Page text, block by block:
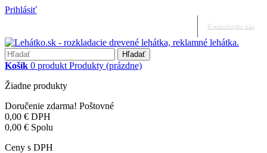
Prihlásiť
Kontaktujte nás
Hľadať
Košík 0 produkt Produkty (prázdne)
Žiadne produkty
Doručenie zdarma! Poštovné
0,00 € DPH
0,00 € Spolu
Ceny s DPH